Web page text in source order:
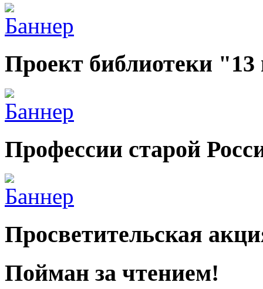
Проект библиотеки
Профессии старой
Просветительская
Пойман за чтением!